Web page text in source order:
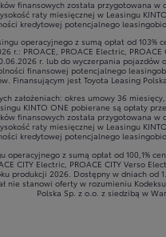
finansowych została przygotowana
raty miesięcznej w Leasingu
kredytowej potencjalnego
operacyjnego z sumą opłat od
PROACE, PROACE Electric, PROACE
r. lub do wyczerpania
finansowej potencjalnego
Finansującym jest Toyota Leasing
założeniach: okres umowy 36
KINTO ONE pobierane są opłaty
finansowych została przygotowana
raty miesięcznej w Leasingu
kredytowej potencjalnego
operacyjnego z sumą opłat od
CITY Electric, PROACE CITY Verso
produkcji 2026. Dostępny w dniach
stanowi oferty w rozumieniu
Polska Sp. z o.o. z siedzibą w